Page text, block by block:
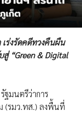
ร่งรัดคดีทวงคืนผืน
“Green & Digital
มนตรีว่าการ
(รมว.ทส.) ลงพื้นที่